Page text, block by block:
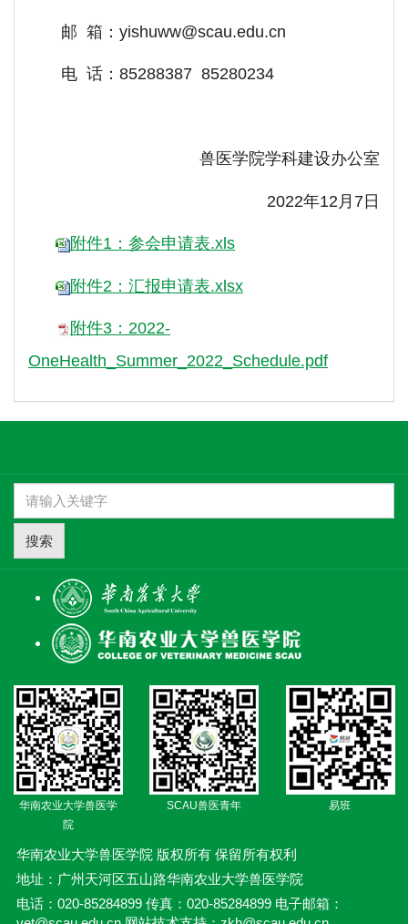
邮 箱：yishuww@scau.edu.cn
电 话：85288387 85280234
兽医学院学科建设办公室
2022年12月7日
附件1：参会申请表.xls
附件2：汇报申请表.xlsx
附件3：2022-
OneHealth_Summer_2022_Schedule.pdf
搜索
华南农业大学兽医学
院
SCAU兽医青年 易班
华南农业大学兽医学院 版权所有 保留所有权利
地址：广州天河区五山路华南农业大学兽医学院
电话：020-85284899 传真：020-85284899 电子邮箱：